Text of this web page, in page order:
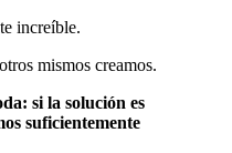
increíble.
mismos creamos.
si la solución es
suficientemente